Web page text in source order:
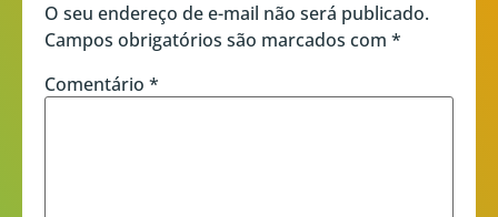
O seu endereço de e-mail não será publicado.
Campos obrigatórios são marcados com *
Comentário *